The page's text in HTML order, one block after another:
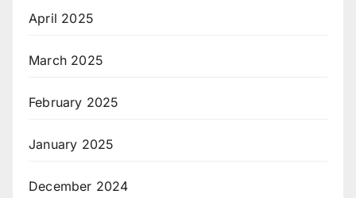
April 2025
March 2025
February 2025
January 2025
December 2024